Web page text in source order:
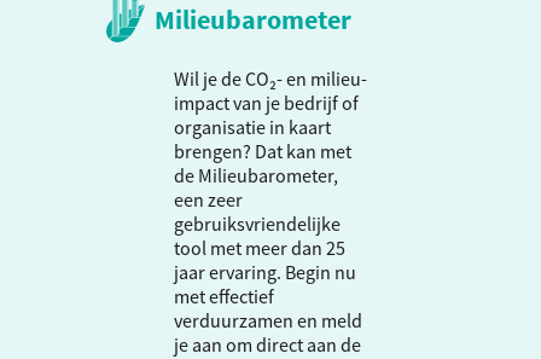
Milieubarometer
Wil je de CO₂- en milieu-
impact van je bedrijf of
organisatie in kaart
brengen? Dat kan met
de Milieubarometer,
een zeer
gebruiksvriendelijke
tool met meer dan 25
jaar ervaring. Begin nu
met effectief
verduurzamen en meld
je aan om direct aan de